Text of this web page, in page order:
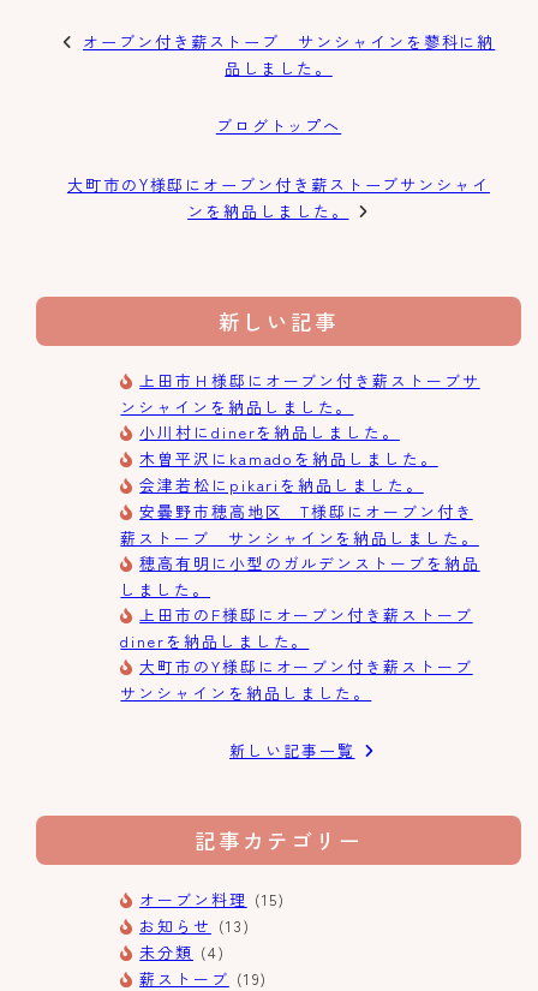
オーブン付き薪ストーブ サンシャインを蓼科に納
品しました。
ブログトップへ
大町市のY様邸にオーブン付き薪ストーブサンシャイ
ンを納品しました。
新しい記事
上田市Ｈ様邸にオーブン付き薪ストーブサ
ンシャインを納品しました。
小川村にdinerを納品しました。
木曽平沢にkamadoを納品しました。
会津若松にpikariを納品しました。
安曇野市穂高地区 T様邸にオーブン付き
薪ストーブ サンシャインを納品しました。
穂高有明に小型のガルデンストーブを納品
しました。
上田市のF様邸にオーブン付き薪ストーブ
dinerを納品しました。
大町市のY様邸にオーブン付き薪ストーブ
サンシャインを納品しました。
新しい記事一覧
記事カテゴリー
オーブン料理 (15)
お知らせ (13)
未分類 (4)
薪ストーブ (19)